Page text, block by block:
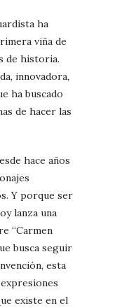
ha
viña de
de historia.
innovadora,
ha buscado
de hacer las
hace años
Y porque ser
lanza una
“Carmen
busca seguir
esta
existe en el